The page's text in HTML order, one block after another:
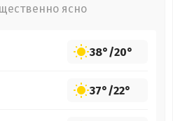
ясно
38°/20°
37°/22°